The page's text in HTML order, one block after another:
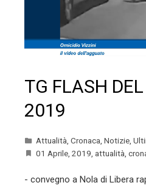
TG FLASH
2019
Attualità, Cronaca, Notizie,
01 Aprile, 2019, attualità,
- convegno a Nola di Libera